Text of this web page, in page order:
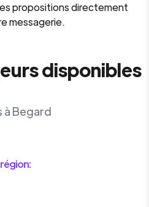
propositions directement
messagerie.
disponibles
à Begard